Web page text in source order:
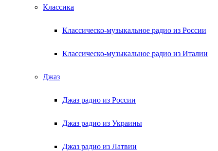
Классика
Классическо-музыкальное радио из России
Классическо-музыкальное радио из Италии
Джаз
Джаз радио из России
Джаз радио из Украины
Джаз радио из Латвии